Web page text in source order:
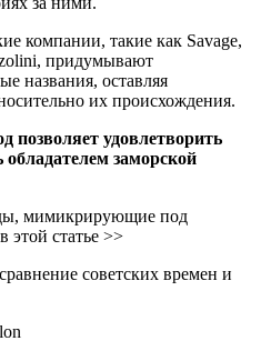
компании, такие как Savage,
придумывают
названия, оставляя
их происхождения.
позволяет удовлетворить
обладателем заморской
мимикрирующие под
этой статье >>